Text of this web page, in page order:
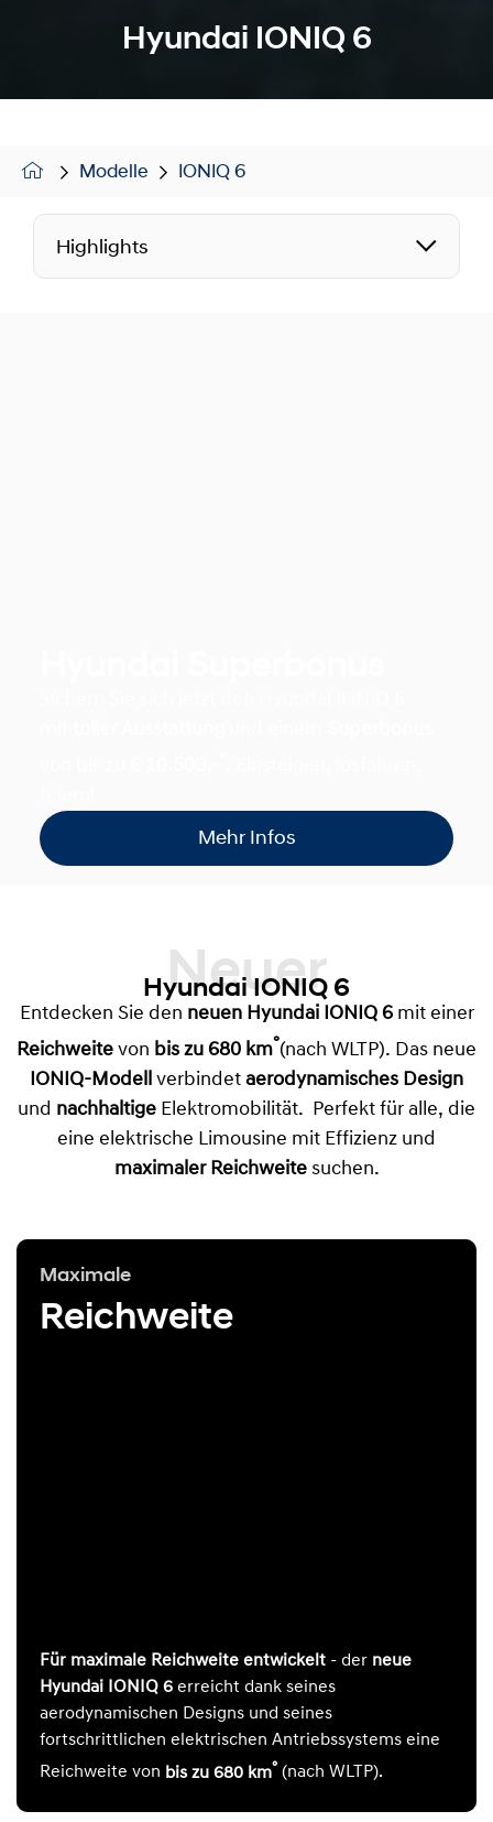
Hyundai IONIQ 6
Modelle IONIQ 6
Highlights
Mehr Infos
Neuer
Hyundai IONIQ 6
Entdecken Sie den neuen Hyundai IONIQ 6mit einer
Reichweite von bis zu 680 km°(nach WLTP). Das neue
IONIQ-Modell verbindet aerodynamisches Design
und nachhaltige Elektromobilität. Perfekt für alle, die
eine elektrische Limousine mit Effizienz und
maximaler Reichweite suchen.
Maximale
Reichweite
Für maximale Reichweite entwickelt - der neue
Hyundai IONIQ 6 erreicht dank seines
aerodynamischen Designs und seines
fortschrittlichen elektrischen Antriebssystems eine
Reichweite von bis zu 680 km° (nach WLTP).